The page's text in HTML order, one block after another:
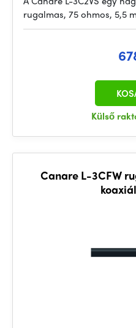
rugalmas, 75 ohmos, 5,5
Külső
Canare L-3CFW